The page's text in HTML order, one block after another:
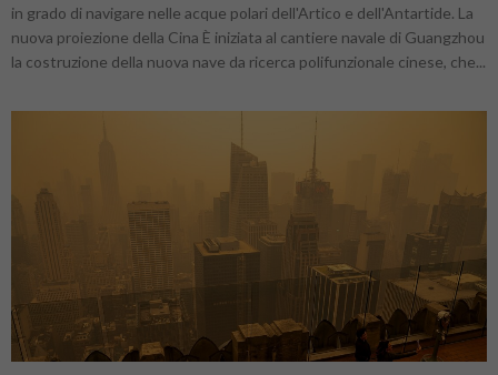
in grado di navigare nelle acque polari dell'Artico e dell'Antartide. La
nuova proiezione della Cina È iniziata al cantiere navale di Guangzhou
la costruzione della nuova nave da ricerca polifunzionale cinese, che...